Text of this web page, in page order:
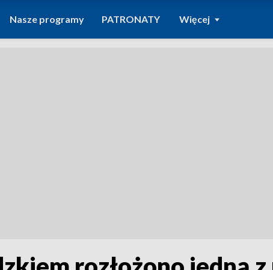
Nasze programy PATRONATY Więcej